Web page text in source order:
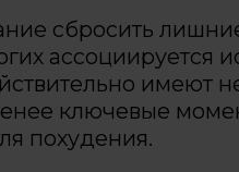
сбросить
ассоциируется
имеют
ключевые
похудения.